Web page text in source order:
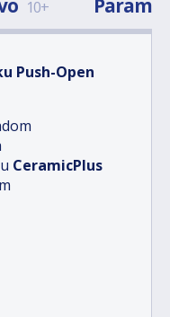
10+
Push-Open
CeramicPlus